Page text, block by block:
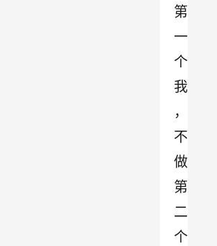
第
一
个
我
，
不
做
第
二
个